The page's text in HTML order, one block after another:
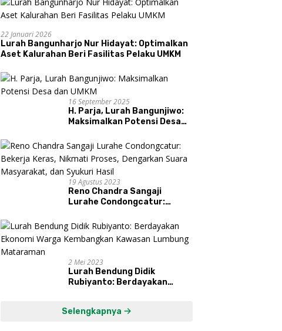
22 Januari 2026
Lurah Bangunharjo Nur Hidayat: Optimalkan
Aset Kalurahan Beri Fasilitas Pelaku UMKM
16 September 2025
H. Parja, Lurah Bangunjiwo:
Maksimalkan Potensi Desa
19 Agustus 2023
Reno Chandra Sangaji
Lurahe Condongcatur:
Proses, Dengarkan Suara
Masyarakat, dan Syukuri
Hasil
2 Mei 2023
Lurah Bendung Didik
Rubiyanto: Berdayakan
Mataraman
Selengkapnya